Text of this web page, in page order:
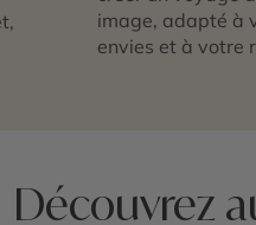
image, adapté à
envies et à votre
Découvrez